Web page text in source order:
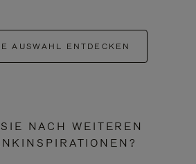
AUSWAHL ENTDECKEN
NACH WEITEREN